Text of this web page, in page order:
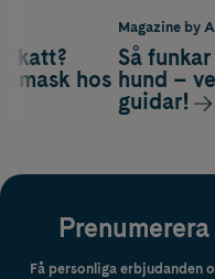
katt?
mask hos
Magazine by
Så
hund –
guidar!
Få personliga erbjudanden